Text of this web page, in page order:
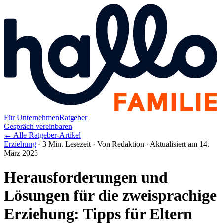
Für UnternehmenRatgeber
Gespräch vereinbaren
← Alle Ratgeber-Artikel
Erziehung · 3 Min. Lesezeit · Von Redaktion · Aktualisiert am 14.
März 2023
Herausforderungen und
Lösungen für die zweisprachige
Erziehung: Tipps für Eltern